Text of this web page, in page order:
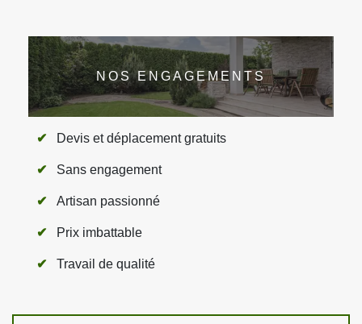
NOS ENGAGEMENTS
Devis et déplacement gratuits
Sans engagement
Artisan passionné
Prix imbattable
Travail de qualité